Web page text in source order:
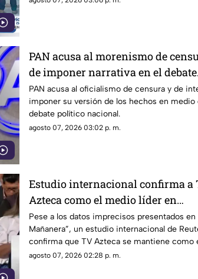
PAN acusa al morenismo de
de imponer narrativa en el debate
público
PAN acusa al oficialismo de censura y de
imponer su versión de los hechos en medio
debate político nacional.
agosto 07, 2026 03:02 p. m.
Estudio internacional confirma a
Azteca como el medio líder en
credibilidad y alcance
Pese a los datos imprecisos presentados en
Mañanera”, un estudio internacional de
confirma que TV Azteca se mantiene como
medio tradicional con mayor alcance y
agosto 07, 2026 02:28 p. m.